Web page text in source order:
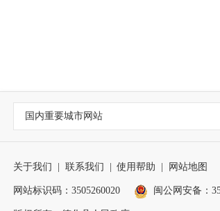
国内重要城市网站
关于我们 联系我们 使用帮助 网站地图
网站标识码：3505260020 闽公网安备：